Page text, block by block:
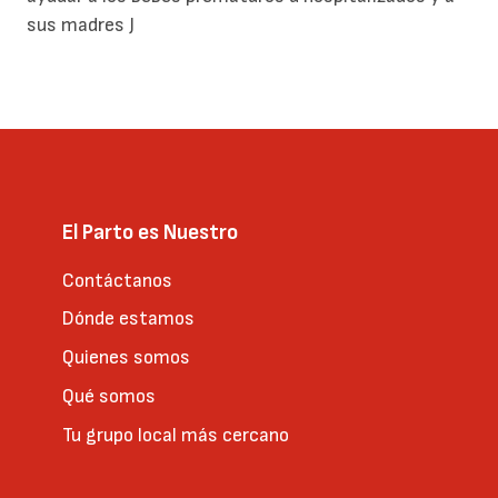
sus madres J
El Parto es Nuestro
Contáctanos
Dónde estamos
Quienes somos
Qué somos
Tu grupo local más cercano